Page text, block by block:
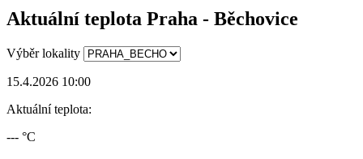
Aktuální teplota Praha - Běchovice
Výběr lokality
15.4.2026 10:00
Aktuální teplota:
--- °C